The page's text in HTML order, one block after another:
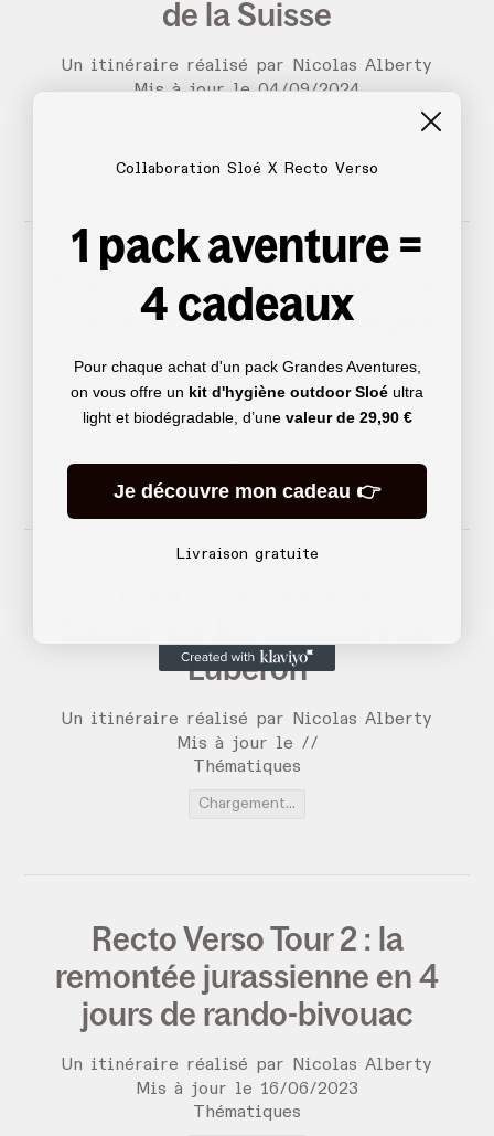
de la Suisse
Un itinéraire réalisé par Nicolas Alberty
Mis à jour le04/09/2024
Trois jours de randonnée au
cœur des Ardennes belges
Un itinéraire réalisé par Nicolas Alberty
Mis à jour le17/ 01/2024
Thématiques
Luberon
Un itinéraire réalisé par Nicolas Alberty
Mis à jour le //
Thématiques
Chargement...
Recto Verso Tour 2 : la
remontée jurassienne en 4
jours de rando-bivouac
Un itinéraire réalisé par Nicolas Alberty
Mis à jour le 16/06/2023
Thématiques
Collaboration Sloé X Recto Verso
1 pack aventure =
4 cadeaux
Pour chaque achat d'un pack Grandes Aventures,
on vous offre un kit d'hygiène outdoor Sloé ultra
light et biodégradable, d’une valeur de 29,90 €
Je découvre mon cadeau 👉
Livraison gratuite